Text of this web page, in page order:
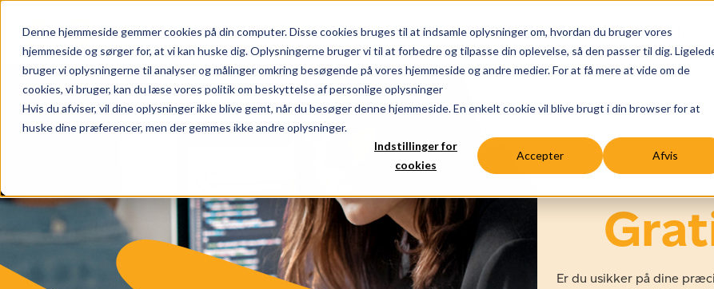
Denne hjemmeside gemmer cookies på din computer. Disse cookies bruges til at indsamle oplysninger om, hvordan du bruger vores
hjemmeside og sørger for, at vi kan huske dig. Oplysningerne bruger vi til at forbedre og tilpasse din oplevelse, så den passer til dig.
bruger vi oplysningerne til analyser og målinger omkring besøgende på vores hjemmeside og andre medier. For at få mere at vide om de
cookies, vi bruger, kan du læse vores politik om beskyttelse af personlige oplysninger
Hvis du afviser, vil dine oplysninger ikke blive gemt, når du besøger denne hjemmeside. En enkelt cookie vil blive brugt i din browser for at
huske dine præferencer, men der gemmes ikke andre oplysninger.
Indstillinger for
cookies
Accepter Afvis
Menu Talentløsninger Find opgaver
Er du usikker på dine